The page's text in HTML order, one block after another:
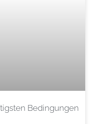
Bedingungen